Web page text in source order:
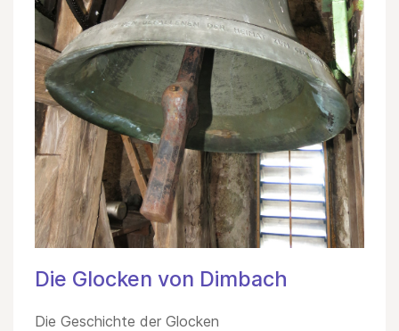
Die Glocken von Dimbach
Die Geschichte der Glocken